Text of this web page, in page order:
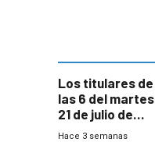
Los titulares de
las 6 del martes
21 de julio de
2026
Hace 3 semanas